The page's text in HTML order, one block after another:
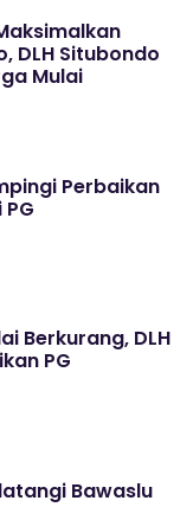
DLH Situbondo
Mulai
Perbaikan
Berkurang, DLH
PG
Bawaslu